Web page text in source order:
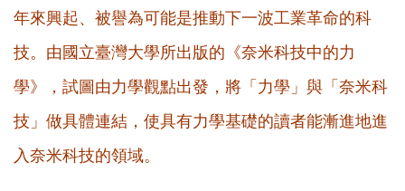
年來興起、被譽為可能是推動下一波工業革命的科
技。由國立臺灣大學所出版的《奈米科技中的力
學》，試圖由力學觀點出發，將「力學」與「奈米科
技」做具體連結，使具有力學基礎的讀者能漸進地進
入奈米科技的領域。